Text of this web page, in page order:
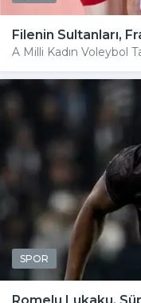
Filenin Sultanları,
A Milli Kadın Voleybol
SPOR